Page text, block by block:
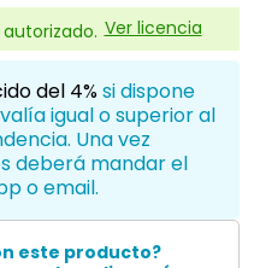
Ver licencia
del 4%si dispone
igual o superior al
Una vez
deberá mandar el
o email.
este producto?